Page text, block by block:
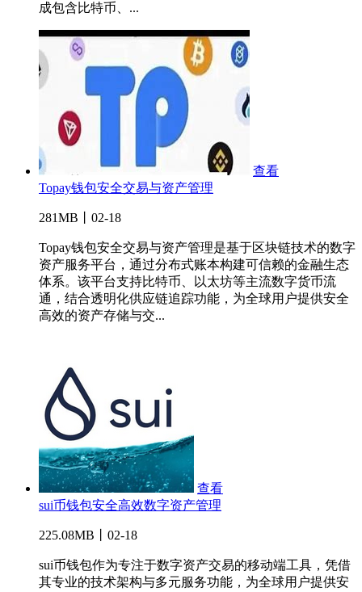
成包含比特币、...
查看
Topay钱包安全交易与资产管理
281MB丨02-18
Topay钱包安全交易与资产管理是基于区块链技术的数字
资产服务平台，通过分布式账本构建可信赖的金融生态
体系。该平台支持比特币、以太坊等主流数字货币流
通，结合透明化供应链追踪功能，为全球用户提供安全
高效的资产存储与交...
查看
sui币钱包安全高效数字资产管理
225.08MB丨02-18
sui币钱包作为专注于数字资产交易的移动端工具，凭借
其专业的技术架构与多元服务功能，为全球用户提供安